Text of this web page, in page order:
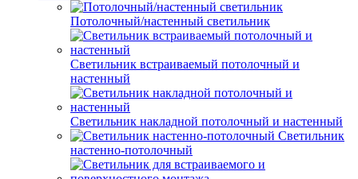
Потолочный/настенный светильник
Светильник встраиваемый потолочный и
настенный
Светильник накладной потолочный и настенный
Светильник
настенно-потолочный